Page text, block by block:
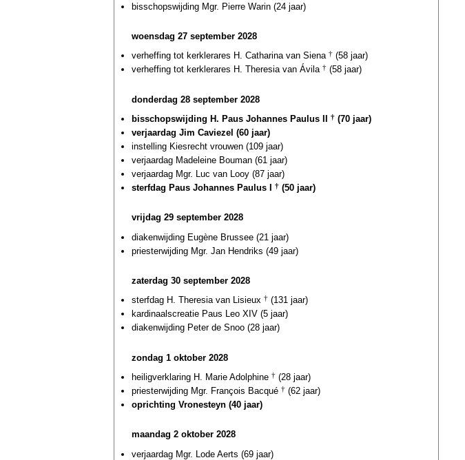
bisschopswijding Mgr. Pierre Warin (24 jaar)
woensdag 27 september 2028
verheffing tot kerklerares H. Catharina van Siena † (58 jaar)
verheffing tot kerklerares H. Theresia van Ávila † (58 jaar)
donderdag 28 september 2028
bisschopswijding H. Paus Johannes Paulus II
† (70 jaar)
verjaardag Jim Caviezel (60 jaar)
instelling Kiesrecht vrouwen (109 jaar)
verjaardag Madeleine Bouman (61 jaar)
verjaardag Mgr. Luc van Looy (87 jaar)
sterfdag Paus Johannes Paulus I
† (50 jaar)
vrijdag 29 september 2028
diakenwijding Eugène Brussee (21 jaar)
priesterwijding Mgr. Jan Hendriks (49 jaar)
zaterdag 30 september 2028
sterfdag H. Theresia van Lisieux † (131 jaar)
kardinaalscreatie Paus Leo XIV (5 jaar)
diakenwijding Peter de Snoo (28 jaar)
zondag 1 oktober 2028
heiligverklaring H. Marie Adolphine † (28 jaar)
priesterwijding Mgr. François Bacqué † (62 jaar)
oprichting Vronesteyn (40 jaar)
maandag 2 oktober 2028
verjaardag Mgr. Lode Aerts (69 jaar)